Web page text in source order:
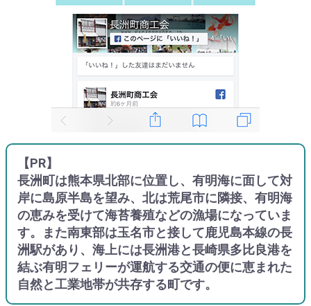
【PR】
長洲町は熊本県北部に位置し、有明海に面して対
岸に島原半島を望み、北は荒尾市に隣接、有明海
の恵みを受けて海苔養殖などの漁場になっていま
す。また南東部は玉名市と接して鹿児島本線の長
洲駅があり、海上には長洲港と長崎県多比良港を
結ぶ有明フェリーが運航する交通の便に恵まれた
自然と工業地帯が共存する町です。